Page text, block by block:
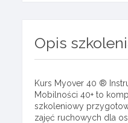
Opis
Kurs Myover 40 ®
Mobilności 40+ to
szkoleniowy
zajęć ruchowych dla